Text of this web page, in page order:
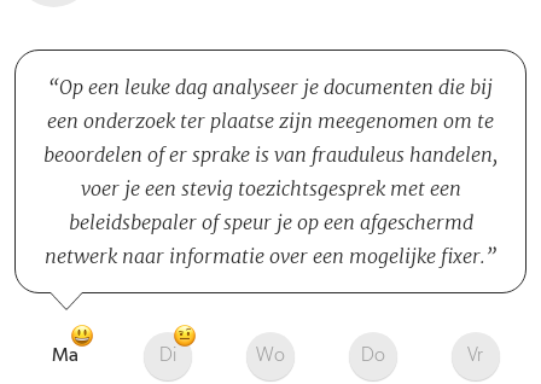
Op een leuke dag analyseer je documenten die bij
een onderzoek ter plaatse zijn meegenomen om te
beoordelen of er sprake is van frauduleus handelen,
voer je een stevig toezichtsgesprek met een
beleidsbepaler of speur je op een afgeschermd
netwerk naar informatie over een mogelijke fixer.
Ma Di Wo Do Vr